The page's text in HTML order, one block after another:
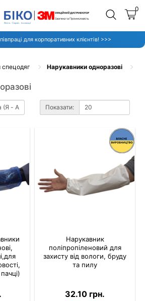
0
для корпоративних клієнтів! >>>
Нарукавники одноразові
Показати:
Нарукавник
поліпропіленовий для
захисту від вологи, бруду
та пилу
32.10 грн.